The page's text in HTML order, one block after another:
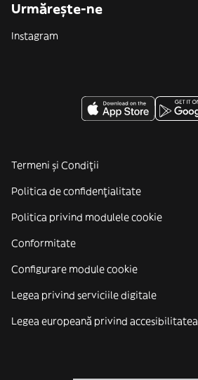
Urmărește-ne
Instagram
Termeni și Condiții
Politica de confidenţialitate
Politica privind modulele cookie
Conformitate
Configurare module cookie
Legea privind serviciile digitale
Legea europeană privind accesibilitatea